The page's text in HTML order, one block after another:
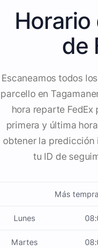
de
Escaneamos todos
parcello en
hora reparte
primera y última
obtener la
tu ID de
Más
Lunes
Martes